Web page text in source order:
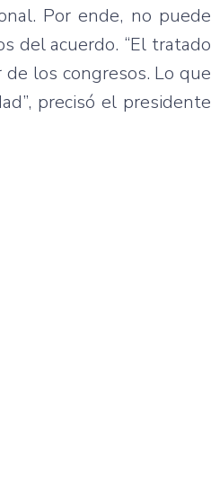
Por ende, no puede
del acuerdo. “El tratado
los congresos. Lo que
precisó el presidente